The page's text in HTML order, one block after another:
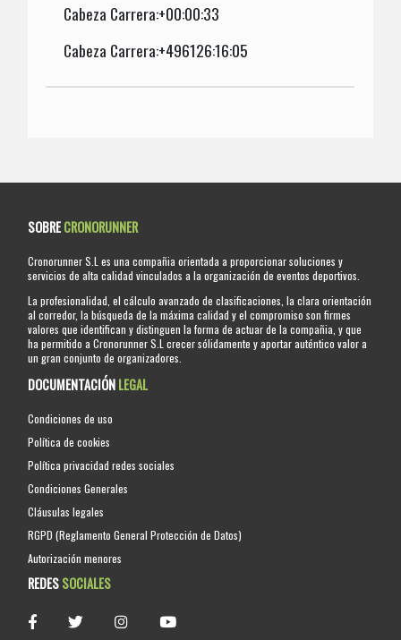
Cabeza Carrera:+00:00:33
Cabeza Carrera:+496126:16:05
SOBRECRONORUNNER
Cronorunner S.L es una compañia orientada a proporcionar soluciones y
servicios de alta calidad vinculados a la organización de eventos deportivos.
La profesionalidad, el cálculo avanzado de clasificaciones, la clara orientación
al corredor, la búsqueda de la máxima calidad y el compromiso son firmes
valores que identifican y distinguen la forma de actuar de la compañia, y que
ha permitido a Cronorunner S.L crecer sólidamente y aportar auténtico valor a
un gran conjunto de organizadores.
DOCUMENTACIÓNLEGAL
Condiciones de uso
Política de cookies
Política privacidad redes sociales
Condiciones Generales
Cláusulas legales
RGPD (Reglamento General Protección de Datos)
Autorización menores
REDESSOCIALES